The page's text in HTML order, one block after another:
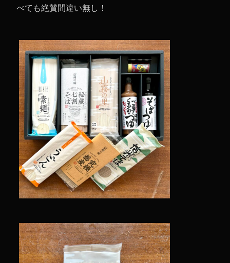
べても絶賛間違い無し！